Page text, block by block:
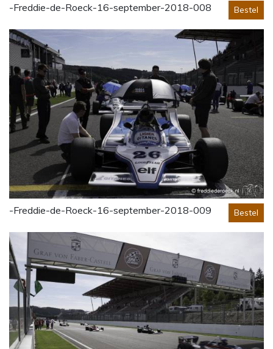
-Freddie-de-Roeck-16-september-2018-008 Bestel
-Freddie-de-Roeck-16-september-2018-009 Bestel